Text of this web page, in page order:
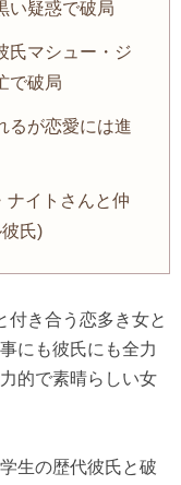
い疑惑で破局
氏マシュー・ジ
で破局
るが恋愛には進
ナイトさんと仲
氏)
付き合う恋多き女と
にも彼氏にも全力
的で素晴らしい女
生の歴代彼氏と破